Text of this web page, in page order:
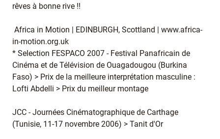
rêves à bonne rive !!
Africa in Motion | EDINBURGH, Scottland | www.africa-
in-motion.org.uk
* Selection FESPACO 2007 - Festival Panafricain de
Cinéma et de Télévision de Ouagadougou (Burkina
Faso) > Prix de la meilleure interprétation masculine :
Lofti Abdelli > Prix du meilleur montage
JCC - Journées Cinématographique de Carthage
(Tunisie, 11-17 novembre 2006) > Tanit d'Or